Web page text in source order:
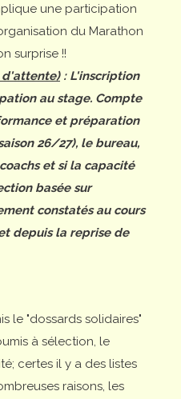
une participation
du Marathon
surprise !!
d'attente): L'inscription
au stage. Compte
et préparation
26/27), le bureau,
et si la capacité
basée sur
constatés au cours
depuis la reprise de
le "dossards solidaires"
à sélection, le
certes il y a des listes
raisons, les